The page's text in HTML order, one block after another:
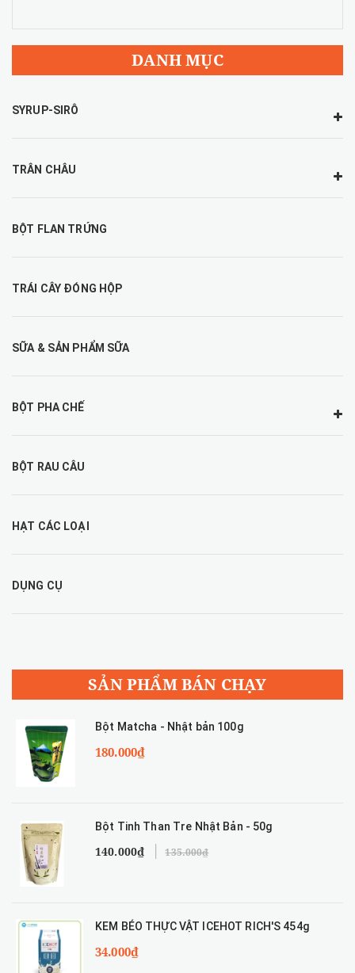
DANH MỤC
SYRUP-SIRÔ
TRÂN CHÂU
BỘT FLAN TRỨNG
TRÁI CÂY ĐÓNG HỘP
SỮA & SẢN PHẨM SỮA
BỘT PHA CHẾ
BỘT RAU CÂU
HẠT CÁC LOẠI
DỤNG CỤ
SẢN PHẨM BÁN CHẠY
Bột Matcha - Nhật bản 100g
180.000₫
Bột Tinh Than Tre Nhật Bản - 50g
140.000₫ 135.000₫
KEM BÉO THỰC VẬT ICEHOT RICH'S 454g
34.000₫